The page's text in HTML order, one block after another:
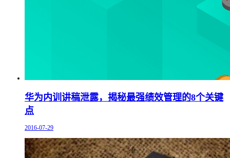
华为内训讲稿泄露，揭秘最强绩效管理的8个关键
点
2016-07-29